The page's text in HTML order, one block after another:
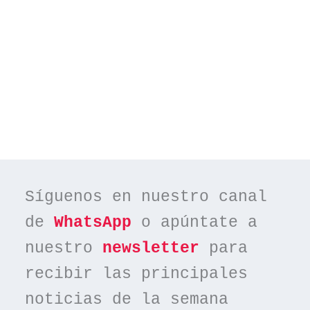
Síguenos en nuestro canal
de WhatsApp o apúntate a
nuestro newsletter para
recibir las principales
noticias de la semana